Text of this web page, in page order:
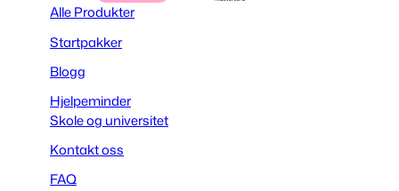
Alle Produkter
Startpakker
Blogg
Hjelpeminder
Skole og universitet
Kontakt oss
FAQ